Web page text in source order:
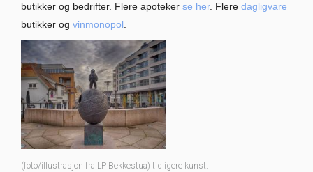
butikker og bedrifter. Flere apoteker se her. Flere dagligvare
butikker og vinmonopol.
(foto/illustrasjon fra LP Bekkestua) tidligere kunst.